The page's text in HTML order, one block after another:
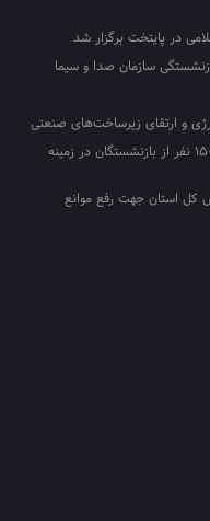
در پایتخت برگزار شد
سازمان صدا و سیما
و ارتقای زیرساخت‌های صنعتی
پاسخگوئی به سوالات و رفع ابهامات بیش از ۱۵۰۰۰ نفر از بازنشستگان در زمینه
کل استان جهت رفع موانع